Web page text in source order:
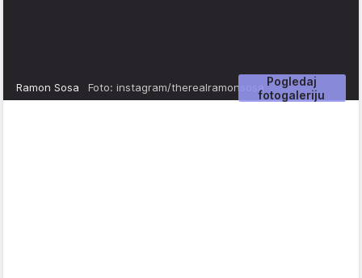
Pogledaj
fotogaleriju
Ramon Sosa Foto: instagram/therealramonsosa